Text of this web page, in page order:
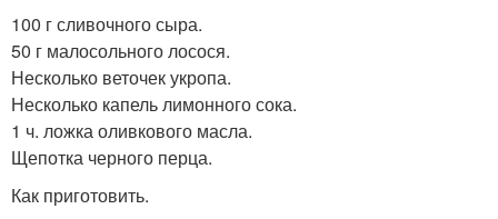
100 г сливочного сыра.
50 г малосольного лосося.
Несколько веточек укропа.
Несколько капель лимонного сока.
1 ч. ложка оливкового масла.
Щепотка черного перца.
Как приготовить.